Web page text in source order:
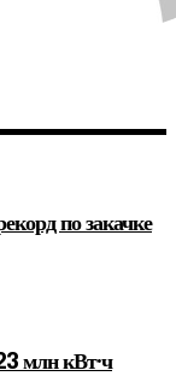
по закачке
млн кВт·ч